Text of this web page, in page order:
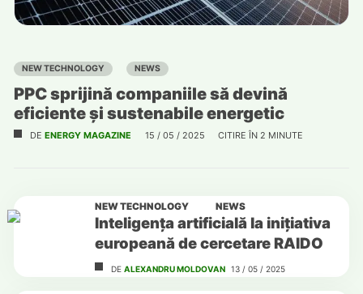
NEW TECHNOLOGY NEWS
PPC sprijină companiile să devină
eficiente și sustenabile energetic
DE ENERGY MAGAZINE 15 / 05 / 2025 CITIRE ÎN 2 MINUTE
NEW TECHNOLOGY NEWS
Inteligența artificială la inițiativa
europeană de cercetare RAIDO
DE ALEXANDRU MOLDOVAN 13 / 05 / 2025